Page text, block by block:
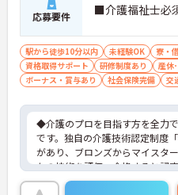
応募要件 ■介護福祉士必
駅から徒歩10分以内 未経験OK 寮・
資格取得サポート
研修制度あり
産休
ボーナス・賞与あり
社会保険完備 交
◆介護のプロを目指す方を全力
です。独自の介護技術認定制度「
があり、ブロンズからマイスタ
たの技術を評価。合格すると認
れます。